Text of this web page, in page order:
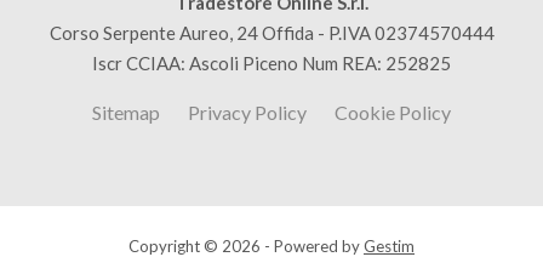
Corso Serpente Aureo, 24 Offida - P.IVA 02374570444
Iscr CCIAA: Ascoli Piceno Num REA: 252825
Sitemap Privacy Policy Cookie Policy
Copyright © 2026 - Powered byGestim